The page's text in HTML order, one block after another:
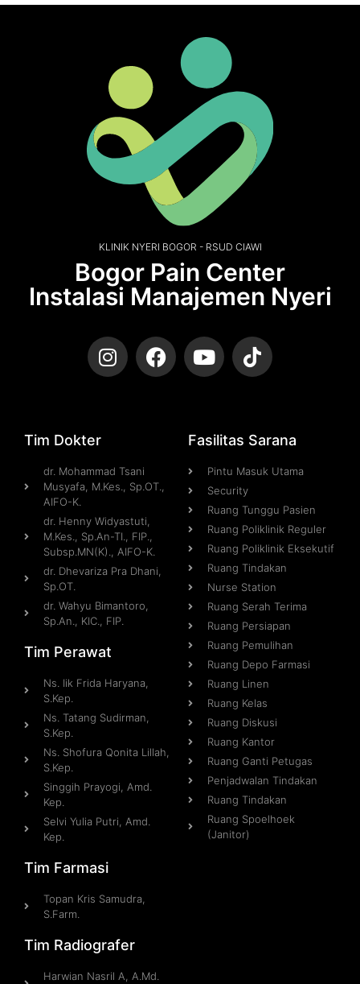
KLINIK NYERI BOGOR - RSUD CIAWI
Bogor Pain Center
Instalasi Manajemen Nyeri
Tim Dokter
dr. Mohammad Tsani
Musyafa, M.Kes., Sp.OT.,
AIFO-K.
dr. Henny Widyastuti,
M.Kes., Sp.An-TI., FIP.,
Subsp.MN(K)., AIFO-K.
dr. Dhevariza Pra Dhani,
Sp.OT.
dr. Wahyu Bimantoro,
Sp.An., KIC., FIP.
Tim Perawat
Ns. Iik Frida Haryana,
S.Kep.
Ns. Tatang Sudirman,
S.Kep.
Ns. Shofura Qonita Lillah,
S.Kep.
Singgih Prayogi, Amd.
Kep.
Selvi Yulia Putri, Amd.
Kep.​
Tim Farmasi
Topan Kris Samudra,
S.Farm.
Tim Radiografer
Harwian Nasril A, A.Md.
Fasilitas Sarana
Pintu Masuk Utama
Security
Ruang Tunggu Pasien
Ruang Poliklinik Reguler
Ruang Poliklinik Eksekutif
Ruang Tindakan
Nurse Station
Ruang Serah Terima
Ruang Persiapan
Ruang Pemulihan
Ruang Depo Farmasi
Ruang Linen
Ruang Kelas
Ruang Diskusi
Ruang Kantor
Ruang Ganti Petugas
Penjadwalan Tindakan
Ruang Tindakan
Ruang Spoelhoek
(Janitor)